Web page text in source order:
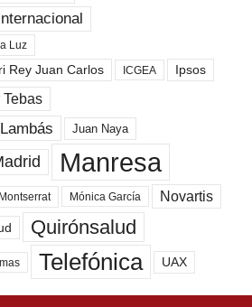
Luz
Rey Juan Carlos ICGEA Ipsos
Juan Naya
Manresa
Montserrat Mónica García Novartis
Quirónsalud
Telefónica UAX